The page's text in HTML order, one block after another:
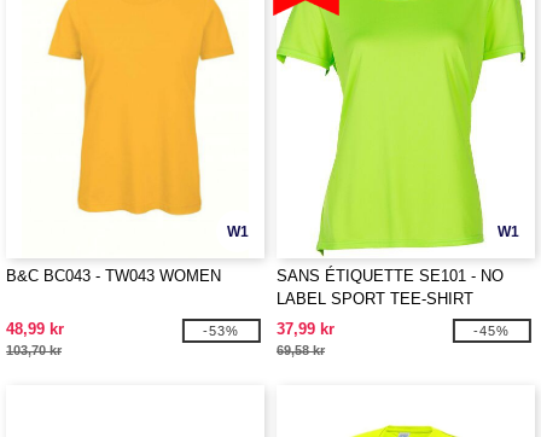
W1
B&C BC043 - TW043 WOMEN
48,99 kr
103,70 kr
-53%
W1
SANS ÉTIQUETTE SE101 - NO
LABEL SPORT TEE-SHIRT
WOMEN
37,99 kr
69,58 kr
-45%